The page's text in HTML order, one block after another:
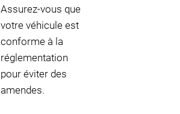
Assurez-vous que
votre véhicule est
conforme à la
réglementation
pour éviter des
amendes.